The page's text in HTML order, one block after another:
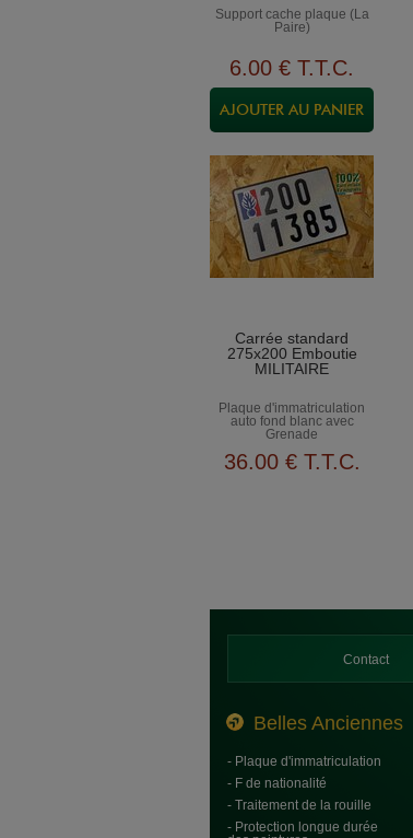
Support cache plaque (La
Paire)
6.00 € T.T.C.
Carrée standard
275x200 Emboutie
MILITAIRE
Plaque d'immatriculation
auto fond blanc avec
Grenade
36.00 € T.T.C.
Contact
Belles Anciennes
- Plaque d'immatriculation
- F de nationalité
- Traitement de la rouille
- Protection longue durée